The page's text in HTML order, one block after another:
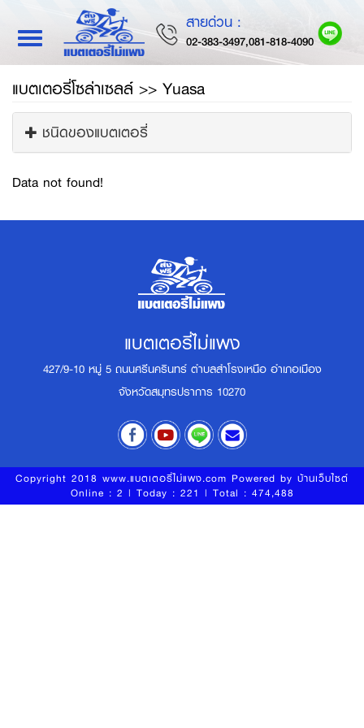
Toggle
navigation
สายด่วน :
02-383-3497,081-818-4090
แบตเตอรี่โซล่าเซลล์ >> Yuasa
ชนิดของแบตเตอรี่
Data not found!
แบตเตอรี่ไม่แพง
427/9-10 หมู่ 5 ถนนศรีนครินทร์ ตำบลสำโรงเหนือ อำเภอเมือง
จังหวัดสมุทรปราการ 10270
Copyright 2018 www.แบตเตอรี่ไม่แพง.com Powered by บ้านเว็บไซต์
Online : 2 | Today : 221 | Total : 474,488